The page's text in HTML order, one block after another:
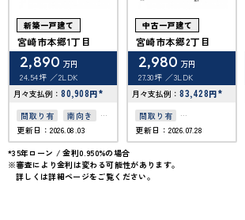
新築一戸建て
宮崎市本郷1丁目
2,890 万円
24.54坪
2LDK
月々支払例： 80,908円*
間取り有
南向き
上下水道完備
更新日：2026.08.03
中古一戸建て
宮崎市本郷2丁目
2,980 万円
27.30坪
3LDK
月々支払例： 83,428円*
間取り有
築10年以内
50坪以上
駐車場１台無料
更新日：2026.07.28
*35年ローン / 金利0.950%の場合
※審査により金利は変わる可能性があります。
詳しくは詳細ページをご覧ください。